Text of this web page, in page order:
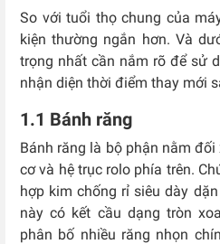
So với tuổi thọ chung của
kiện thường ngắn hơn. Và
trọng nhất cần nắm rõ để sử
nhận diện thời điểm thay mới
1.1 Bánh răng
Bánh răng là bộ phận nằm
cơ và hệ trục rolo phía trên.
hợp kim chống rỉ siêu dày
này có kết cầu dạng tròn
phân bố nhiều răng nhọn